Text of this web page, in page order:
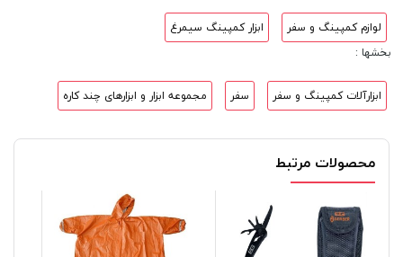
لوازم کمپینگ و سفر
ابزار کمپینگ سیمرغ
بخشها :
ابزارآلات کمپینگ و سفر سفر مجموعه ابزار و ابزارهای چند کاره
محصولات مرتبط